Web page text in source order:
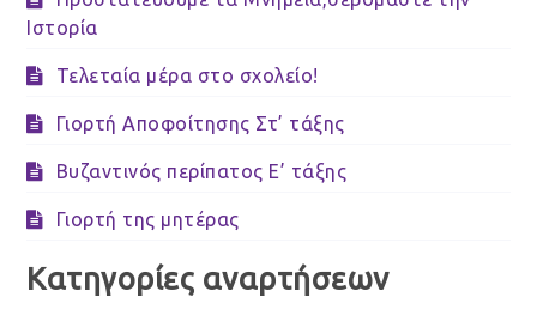
Ιστορία
Τελεταία μέρα στο σχολείο!
Γιορτή Αποφοίτησης Στ’ τάξης
Βυζαντινός περίπατος Ε’ τάξης
Γιορτή της μητέρας
Κατηγορίες αναρτήσεων